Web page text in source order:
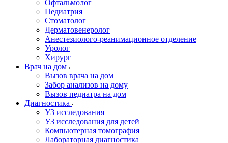
Офтальмолог
Педиатрия
Стоматолог
Дерматовенеролог
Анестезиолого-реанимационное отделение
Уролог
Хирург
Врач на дом
Вызов врача на дом
Забор анализов на дому
Вызов педиатра на дом
Диагностика
УЗ исследования
УЗ исследования для детей
Компьютерная томография
Лабораторная диагностика